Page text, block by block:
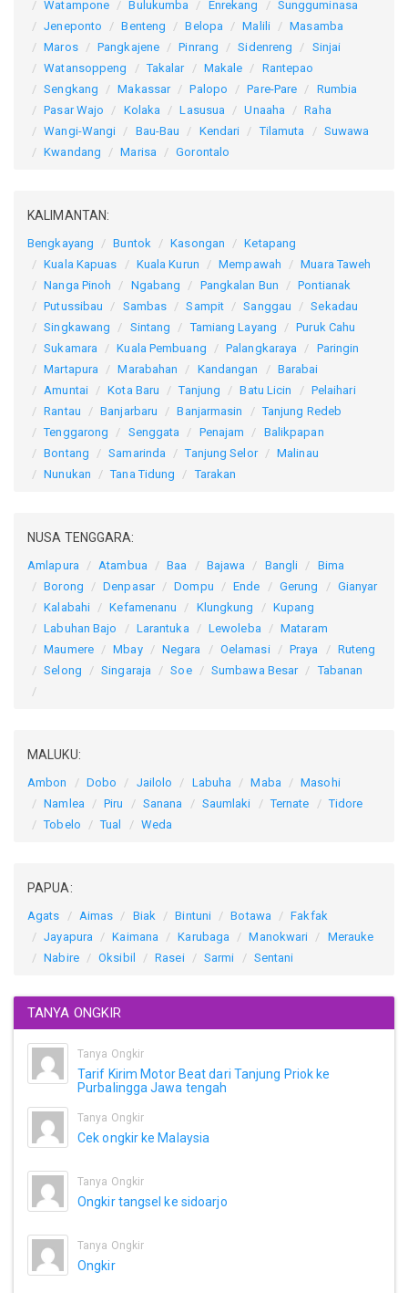
Watampone
Bulukumba Enrekang
Sungguminasa
Jeneponto
Benteng Belopa Malili
Masamba
Maros
Pangkajene Pinrang Sidenreng
Sinjai
Watansoppeng
Takalar Makale
Rantepao
Sengkang
Makassar Palopo Pare-Pare
Rumbia
Pasar Wajo
Kolaka Lasusua Unaaha
Raha
Wangi-Wangi
Bau-Bau Kendari Tilamuta
Suwawa
Kwandang
Marisa Gorontalo
KALIMANTAN:
Bengkayang Buntok Kasongan
Ketapang
Kuala Kapuas
Kuala Kurun Mempawah
Muara Taweh
Nanga Pinoh
Ngabang Pangkalan Bun
Pontianak
Putussibau
Sambas Sampit Sanggau
Sekadau
Singkawang
Sintang Tamiang Layang
Puruk Cahu
Sukamara
Kuala Pembuang Palangkaraya
Paringin
Martapura
Marabahan Kandangan
Barabai
Amuntai
Kota Baru Tanjung Batu Licin
Pelaihari
Rantau
Banjarbaru Banjarmasin
Tanjung Redeb
Tenggarong
Senggata Penajam
Balikpapan
Bontang
Samarinda Tanjung Selor
Malinau
Nunukan
Tana Tidung Tarakan
NUSA TENGGARA:
Amlapura Atambua Baa Bajawa Bangli
Bima
Borong
Denpasar Dompu Ende Gerung
Gianyar
Kalabahi
Kefamenanu Klungkung
Kupang
Labuhan Bajo
Larantuka Lewoleba
Mataram
Maumere
Mbay Negara Oelamasi Praya
Ruteng
Selong
Singaraja Soe Sumbawa Besar Tabanan
MALUKU:
Ambon Dobo Jailolo Labuha Maba
Masohi
Namlea
Piru Sanana Saumlaki Ternate
Tidore
Tobelo
Tual Weda
PAPUA:
Agats Aimas Biak Bintuni Botawa
Fakfak
Jayapura
Kaimana Karubaga Manokwari
Merauke
Nabire
Oksibil Rasei Sarmi Sentani
TANYA ONGKIR
Tanya Ongkir
Tarif Kirim Motor Beat dari Tanjung Priok ke
Purbalingga Jawa tengah
Tanya Ongkir
Cek ongkir ke Malaysia
Tanya Ongkir
Ongkir tangsel ke sidoarjo
Tanya Ongkir
Ongkir